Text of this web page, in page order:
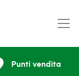
Punti vendita